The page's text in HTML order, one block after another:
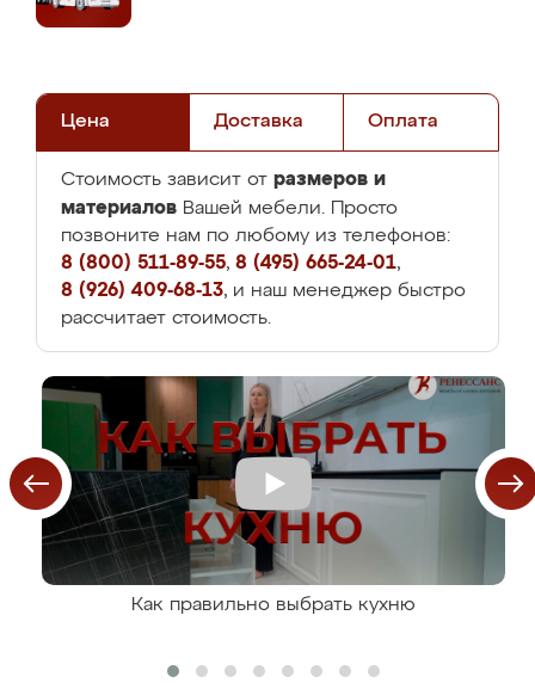
Цена Доставка Оплата
Стоимость зависит от размеров и
материалов Вашей мебели. Просто
позвоните нам по любому из телефонов:
8 (800) 511-89-55, 8 (495) 665-24-01,
8 (926) 409-68-13, и наш менеджер быстро
рассчитает стоимость.
Как правильно выбрать кухню